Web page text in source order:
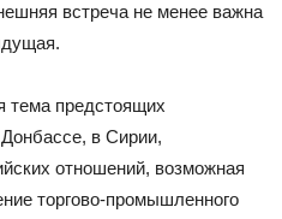
встреча не менее важна
тема предстоящих
Донбассе, в Сирии,
отношений, возможная
торгово-промышленного